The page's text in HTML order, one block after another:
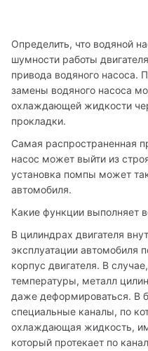
Определить, что водяной
шумности работы
привода водяного насоса.
замены водяного насоса
охлаждающей жидкости
прокладки.
Самая распространенная
насос может выйти из
установка помпы может
автомобиля.
Какие функции выполняет
В цилиндрах двигателя
эксплуатации автомобиля
корпус двигателя. В
температуры, металл
даже деформироваться. В
специальные каналы, по
охлаждающая жидкость,
который протекает по